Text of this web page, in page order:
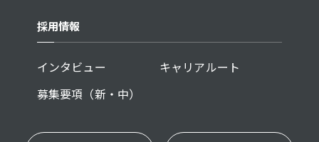
採用情報
インタビュー
キャリアルート
募集要項（新・中）